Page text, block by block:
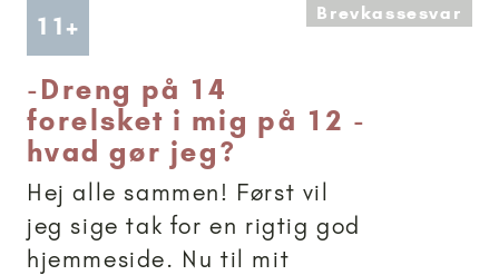
11+ Artikler anbefalet til 11+Brevkassesvar
-Dreng på 14
forelsket i mig på 12 -
hvad gør jeg?
Hej alle sammen! Først vil
jeg sige tak for en rigtig god
hjemmeside. Nu til mit